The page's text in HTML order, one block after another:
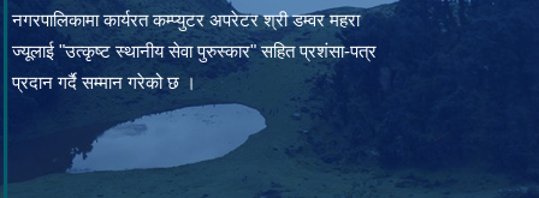
नगरपालिकामा कार्यरत कम्प्युटर अपरेटर श्री डम्वर महरा
ज्यूलाई "उत्कृष्ट स्थानीय सेवा पुरुस्कार" सहित प्रशंसा-पत्र
प्रदान गर्दै सम्मान गरेको छ ।